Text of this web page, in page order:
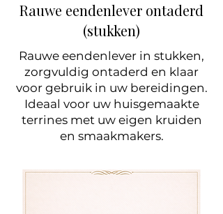
Rauwe eendenlever ontaderd
(stukken)
Rauwe eendenlever in stukken,
zorgvuldig ontaderd en klaar
voor gebruik in uw bereidingen.
Ideaal voor uw huisgemaakte
terrines met uw eigen kruiden
en smaakmakers.